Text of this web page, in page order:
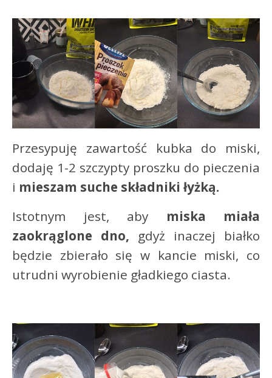
Przesypuję zawartość kubka do miski,
dodaję 1-2 szczypty proszku do pieczenia
i mieszam suche składniki łyżką.
Istotnym jest, aby miska miała
zaokrąglone dno, gdyż inaczej białko
będzie zbierało się w kancie miski, co
utrudni wyrobienie gładkiego ciasta.